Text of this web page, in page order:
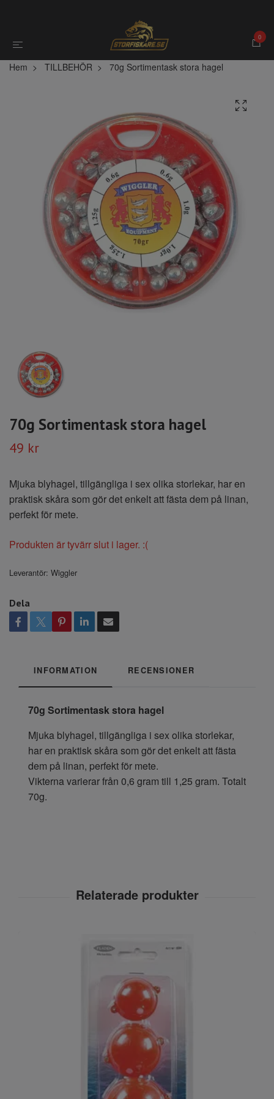
0
Hem TILLBEHÖR 70g Sortimentask stora hagel
70g Sortimentask stora hagel
49 kr
Mjuka blyhagel, tillgängliga i sex olika storlekar, har en
praktisk skåra som gör det enkelt att fästa dem på linan,
perfekt för mete.
Produkten är tyvärr slut i lager. :(
Leverantör: Wiggler
Dela
INFORMATION RECENSIONER
70g Sortimentask stora hagel
Mjuka blyhagel, tillgängliga i sex olika storlekar,
har en praktisk skåra som gör det enkelt att fästa
dem på linan, perfekt för mete.
Vikterna varierar från 0,6 gram till 1,25 gram. Totalt
70g.